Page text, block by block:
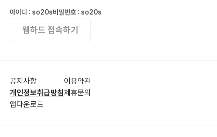
내가 바꿀 수 없는 것은 미련 버려야
“아예 서버렸다. 세상이 환해졌다”
우후죽순의 숨은 뜻
아이디 : so20s비밀번호 : so20s
웹하드 접속하기
공지사항
개인정보취급방침
앱다운로드
이용약관
제휴문의